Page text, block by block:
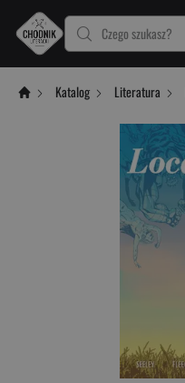
Czego szukasz?
Katalog Literatura